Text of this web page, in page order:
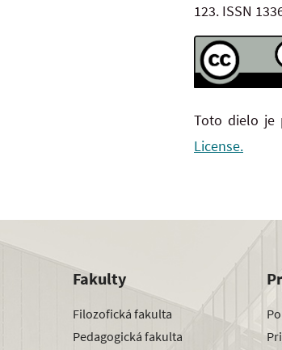
123. ISSN
Toto dielo je
License.
Fakulty
Filozofická fakulta
Pedagogická fakulta